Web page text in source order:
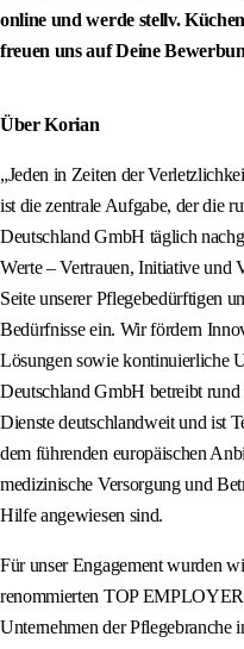
online und werde stellv.
freuen uns auf Deine
Über Korian
„Jeden in Zeiten der
ist die zentrale Aufgabe, der die
Deutschland GmbH täglich
Werte – Vertrauen, Initiative und
Seite unserer Pflegebedürftigen
Bedürfnisse ein. Wir fördern
Lösungen sowie kontinuierliche
Deutschland GmbH betreibt
Dienste deutschlandweit und ist
dem führenden europäischen
medizinische Versorgung und
Hilfe angewiesen sind.
Für unser Engagement wurden
renommierten TOP EMPLOYER
Unternehmen der Pflegebranche